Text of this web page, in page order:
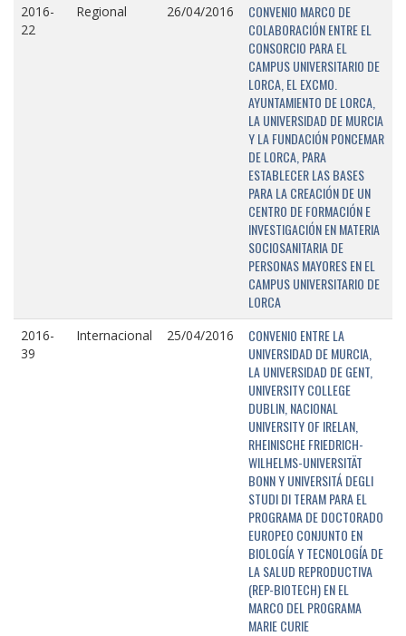
2016-
22
Regional 26/04/2016
CONVENIO MARCO DE
COLABORACIÓN ENTRE EL
CONSORCIO PARA EL
CAMPUS UNIVERSITARIO DE
LORCA, EL EXCMO.
AYUNTAMIENTO DE LORCA,
LA UNIVERSIDAD DE MURCIA
Y LA FUNDACIÓN PONCEMAR
DE LORCA, PARA
ESTABLECER LAS BASES
PARA LA CREACIÓN DE UN
CENTRO DE FORMACIÓN E
INVESTIGACIÓN EN MATERIA
SOCIOSANITARIA DE
PERSONAS MAYORES EN EL
CAMPUS UNIVERSITARIO DE
LORCA
2016-
39
Internacional 25/04/2016
CONVENIO ENTRE LA
UNIVERSIDAD DE MURCIA,
LA UNIVERSIDAD DE GENT,
UNIVERSITY COLLEGE
DUBLIN, NACIONAL
UNIVERSITY OF IRELAN,
RHEINISCHE FRIEDRICH-
WILHELMS-UNIVERSITÄT
BONN Y UNIVERSITÁ DEGLI
STUDI DI TERAM PARA EL
PROGRAMA DE DOCTORADO
EUROPEO CONJUNTO EN
BIOLOGÍA Y TECNOLOGÍA DE
LA SALUD REPRODUCTIVA
(REP-BIOTECH) EN EL
MARCO DEL PROGRAMA
MARIE CURIE